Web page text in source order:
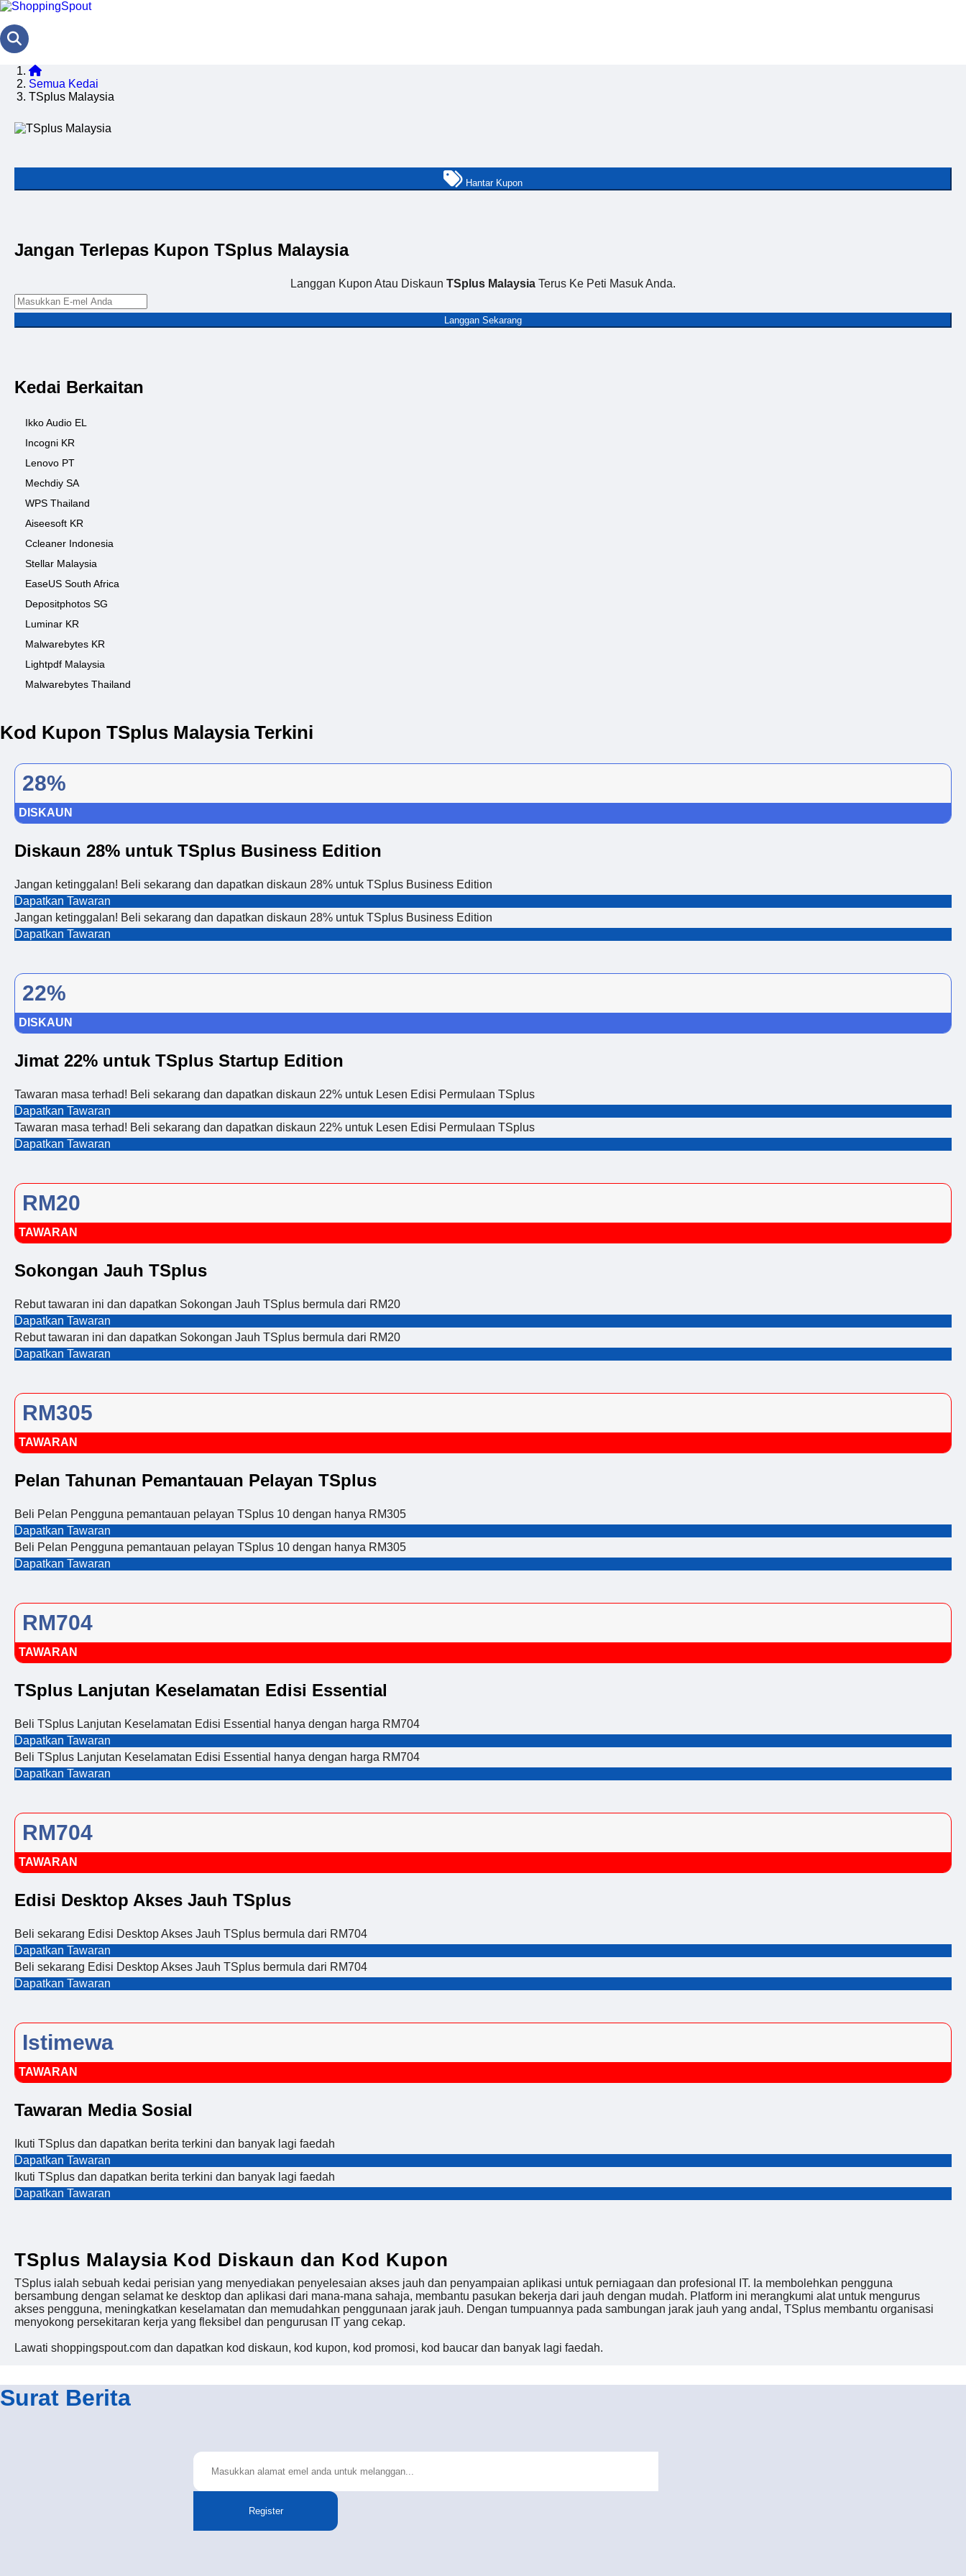
Semua Kedai
TSplus Malaysia
Hantar Kupon
Jangan Terlepas Kupon TSplus Malaysia
Langgan Kupon Atau Diskaun TSplus Malaysia Terus Ke Peti Masuk Anda.
Langgan Sekarang
Kedai Berkaitan
Ikko Audio EL
Incogni KR
Lenovo PT
Mechdiy SA
WPS Thailand
Aiseesoft KR
Ccleaner Indonesia
Stellar Malaysia
EaseUS South Africa
Depositphotos SG
Luminar KR
Malwarebytes KR
Lightpdf Malaysia
Malwarebytes Thailand
Kod Kupon TSplus Malaysia Terkini
28%
DISKAUN
Diskaun 28% untuk TSplus Business Edition
Jangan ketinggalan! Beli sekarang dan dapatkan diskaun 28% untuk TSplus Business Edition
Dapatkan Tawaran
Jangan ketinggalan! Beli sekarang dan dapatkan diskaun 28% untuk TSplus Business Edition
Dapatkan Tawaran
22%
DISKAUN
Jimat 22% untuk TSplus Startup Edition
Tawaran masa terhad! Beli sekarang dan dapatkan diskaun 22% untuk Lesen Edisi Permulaan TSplus
Dapatkan Tawaran
Tawaran masa terhad! Beli sekarang dan dapatkan diskaun 22% untuk Lesen Edisi Permulaan TSplus
Dapatkan Tawaran
RM20
TAWARAN
Sokongan Jauh TSplus
Rebut tawaran ini dan dapatkan Sokongan Jauh TSplus bermula dari RM20
Dapatkan Tawaran
Rebut tawaran ini dan dapatkan Sokongan Jauh TSplus bermula dari RM20
Dapatkan Tawaran
RM305
TAWARAN
Pelan Tahunan Pemantauan Pelayan TSplus
Beli Pelan Pengguna pemantauan pelayan TSplus 10 dengan hanya RM305
Dapatkan Tawaran
Beli Pelan Pengguna pemantauan pelayan TSplus 10 dengan hanya RM305
Dapatkan Tawaran
RM704
TAWARAN
TSplus Lanjutan Keselamatan Edisi Essential
Beli TSplus Lanjutan Keselamatan Edisi Essential hanya dengan harga RM704
Dapatkan Tawaran
Beli TSplus Lanjutan Keselamatan Edisi Essential hanya dengan harga RM704
Dapatkan Tawaran
RM704
TAWARAN
Edisi Desktop Akses Jauh TSplus
Beli sekarang Edisi Desktop Akses Jauh TSplus bermula dari RM704
Dapatkan Tawaran
Beli sekarang Edisi Desktop Akses Jauh TSplus bermula dari RM704
Dapatkan Tawaran
Istimewa
TAWARAN
Tawaran Media Sosial
Ikuti TSplus dan dapatkan berita terkini dan banyak lagi faedah
Dapatkan Tawaran
Ikuti TSplus dan dapatkan berita terkini dan banyak lagi faedah
Dapatkan Tawaran
TSplus Malaysia Kod Diskaun dan Kod Kupon
TSplus ialah sebuah kedai perisian yang menyediakan penyelesaian akses jauh dan penyampaian aplikasi untuk perniagaan dan profesional IT. Ia membolehkan pengguna
bersambung dengan selamat ke desktop dan aplikasi dari mana-mana sahaja, membantu pasukan bekerja dari jauh dengan mudah. ​​Platform ini merangkumi alat untuk mengurus
akses pengguna, meningkatkan keselamatan dan memudahkan penggunaan jarak jauh. Dengan tumpuannya pada sambungan jarak jauh yang andal, TSplus membantu organisasi
menyokong persekitaran kerja yang fleksibel dan pengurusan IT yang cekap.
Lawati shoppingspout.com dan dapatkan kod diskaun, kod kupon, kod promosi, kod baucar dan banyak lagi faedah.
Surat Berita
Register